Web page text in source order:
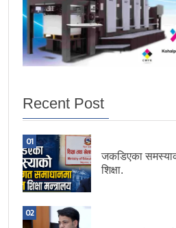
Recent Post
01
जकडिएका
शिक्षा.
02